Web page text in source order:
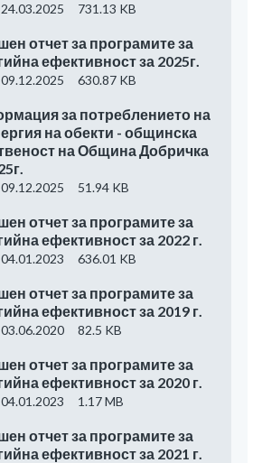
731.13 KB
отчет за програмите за
ефективност за 2025г.
630.87 KB
за потреблението на
на обекти - общинска
на Община Добричка
51.94 KB
отчет за програмите за
ефективност за 2022 г.
636.01 KB
отчет за програмите за
ефективност за 2019 г.
82.5 KB
отчет за програмите за
ефективност за 2020 г.
1.17 MB
отчет за програмите за
ефективност за 2021 г.